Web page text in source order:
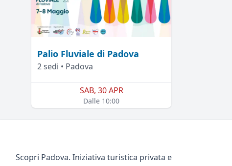
Palio Fluviale di Padova
2 sedi • Padova
SAB, 30 APR
Dalle 10:00
Scopri Padova. Iniziativa turistica privata e